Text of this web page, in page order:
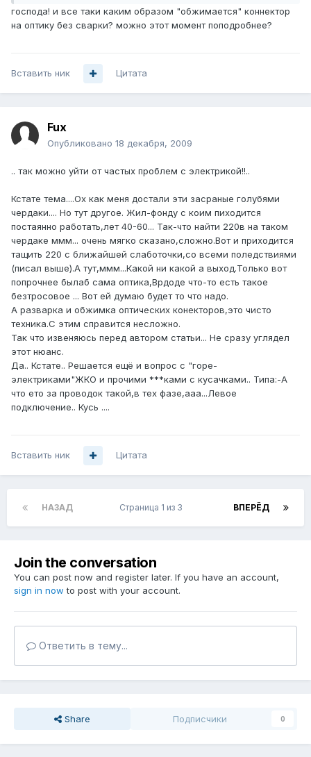
господа! и все таки каким образом "обжимается" коннектор
на оптику без сварки? можно этот момент поподробнее?
Вставить ник Цитата
Fux
Опубликовано 18 декабря, 2009
.. так можно уйти от частых проблем с электрикой!!..
Кстате тема....Ох как меня достали эти засраные голубями
чердаки.... Но тут другое. Жил-фонду с коим пиходится
постаянно работать,лет 40-60... Так-что найти 220в на таком
чердаке ммм... очень мягко сказано,сложно.Вот и приходится
тащить 220 с ближайшей слаботочки,со всеми поледствиями
(писал выше).А тут,ммм...Какой ни какой а выход.Только вот
попрочнее былаб сама оптика,Врдоде что-то есть такое
безтросовое ... Вот ей думаю будет то что надо.
А разварка и обжимка оптических конекторов,это чисто
техника.С этим справится несложно.
Так что извеняюсь перед автором статьи... Не сразу углядел
этот нюанс.
Да.. Кстате.. Решается ещё и вопрос с "горе-
электриками"ЖКО и прочими ***ками с кусачками.. Типа:-А
что ето за проводок такой,в тех фазе,ааа...Левое
подключение.. Кусь ....
Вставить ник Цитата
НАЗАД ВПЕРЁД
Страница 1 из 3
Join the conversation
You can post now and register later. If you have an account,
sign in now to post with your account.
Ответить в тему...
Share Подписчики 0